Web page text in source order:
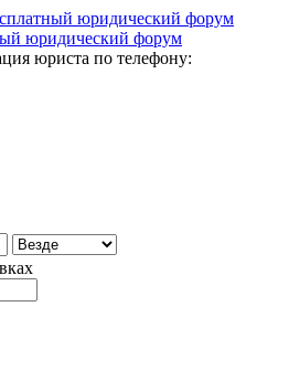
юридический форум
юриста по телефону: